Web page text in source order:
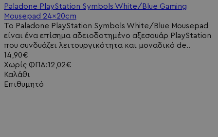
Paladone PlayStation Symbols White/Blue Gaming
Mousepad 24x20cm
Το Paladone PlayStation Symbols White/Blue Mousepad
είναι ένα επίσημα αδειοδοτημένο αξεσουάρ PlayStation
που συνδυάζει λειτουργικότητα και μοναδικό de..
14,90€
Χωρίς ΦΠΑ:12,02€
Καλάθι
Επιθυμητό